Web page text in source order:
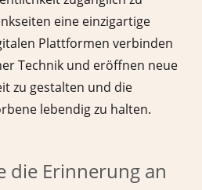
eine einzigartige
Plattformen verbinden
Technik und eröffnen neue
zu gestalten und die
lebendig zu halten.
die Erinnerung an